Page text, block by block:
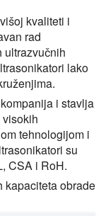
kvaliteti i
rad
ultrazvučnih
lako
i stavlja
tehnologijom i
su
CSA i RoH.
kapaciteta obrade